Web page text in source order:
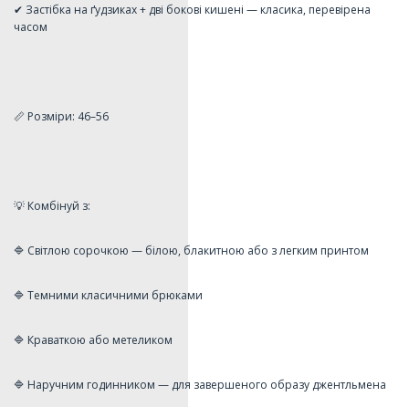
✔ Застібка на ґудзиках + дві бокові кишені — класика, перевірена
часом
📏 Розміри: 46–56
💡 Комбінуй з:
🔷 Світлою сорочкою — білою, блакитною або з легким принтом
🔷 Темними класичними брюками
🔷 Краваткою або метеликом
🔷 Наручним годинником — для завершеного образу джентльмена